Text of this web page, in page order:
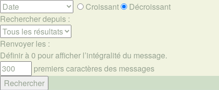
Croissant
Décroissant
Rechercher depuis :
Renvoyer les :
Définir à 0 pour afficher l’intégralité du message.
premiers caractères des messages